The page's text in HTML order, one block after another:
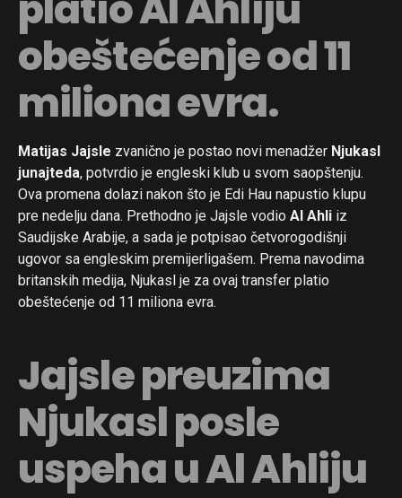
obeštećenje od 11
miliona evra.
Matijas Jajsle zvanično je postao novi menadžer Njukasl
junajteda, potvrdio je engleski klub u svom saopštenju.
Ova promena dolazi nakon što je Edi Hau napustio klupu
pre nedelju dana. Prethodno je Jajsle vodio Al Ahli iz
Saudijske Arabije, a sada je potpisao četvorogodišnji
ugovor sa engleskim premijerligašem. Prema navodima
britanskih medija, Njukasl je za ovaj transfer platio
obeštećenje od 11 miliona evra.
Jajsle preuzima
Njukasl posle
uspeha u Al Ahliju